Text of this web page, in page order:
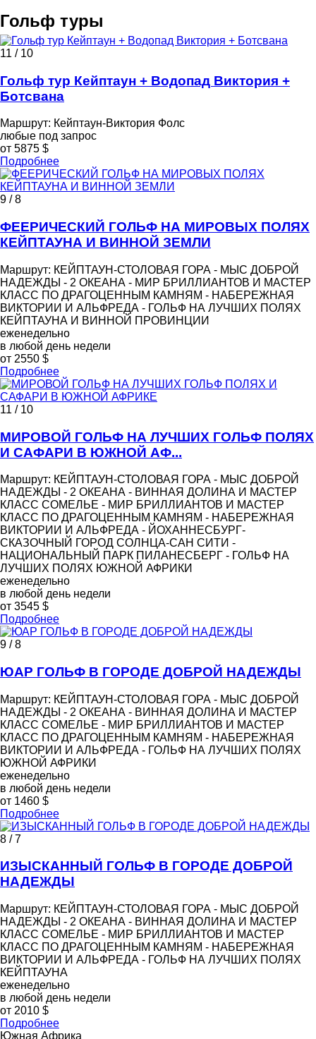
Гольф туры
11 / 10
Гольф тур Кейптаун + Водопад Виктория +
Ботсвана
Маршрут: Кейптаун-Виктория Фолс
любые под запрос
от 5875 $
Подробнее
9 / 8
ФЕЕРИЧЕСКИЙ ГОЛЬФ НА МИРОВЫХ ПОЛЯХ
КЕЙПТАУНА И ВИННОЙ ЗЕМЛИ
Маршрут: КЕЙПТАУН-СТОЛОВАЯ ГОРА - МЫС ДОБРОЙ
НАДЕЖДЫ - 2 ОКЕАНА - МИР БРИЛЛИАНТОВ И МАСТЕР
КЛАСС ПО ДРАГОЦЕННЫМ КАМНЯМ - НАБЕРЕЖНАЯ
ВИКТОРИИ И АЛЬФРЕДА - ГОЛЬФ НА ЛУЧШИХ ПОЛЯХ
КЕЙПТАУНА И ВИННОЙ ПРОВИНЦИИ
еженедельно
в любой день недели
от 2550 $
Подробнее
11 / 10
МИРОВОЙ ГОЛЬФ НА ЛУЧШИХ ГОЛЬФ ПОЛЯХ
И САФАРИ В ЮЖНОЙ АФ...
Маршрут: КЕЙПТАУН-СТОЛОВАЯ ГОРА - МЫС ДОБРОЙ
НАДЕЖДЫ - 2 ОКЕАНА - ВИННАЯ ДОЛИНА И МАСТЕР
КЛАСС СОМЕЛЬЕ - МИР БРИЛЛИАНТОВ И МАСТЕР
КЛАСС ПО ДРАГОЦЕННЫМ КАМНЯМ - НАБЕРЕЖНАЯ
ВИКТОРИИ И АЛЬФРЕДА - ЙОХАННЕСБУРГ-
СКАЗОЧНЫЙ ГОРОД СОЛНЦА-САН СИТИ -
НАЦИОНАЛЬНЫЙ ПАРК ПИЛАНЕСБЕРГ - ГОЛЬФ НА
ЛУЧШИХ ПОЛЯХ ЮЖНОЙ АФРИКИ
еженедельно
в любой день недели
от 3545 $
Подробнее
9 / 8
ЮАР ГОЛЬФ В ГОРОДЕ ДОБРОЙ НАДЕЖДЫ
Маршрут: КЕЙПТАУН-СТОЛОВАЯ ГОРА - МЫС ДОБРОЙ
НАДЕЖДЫ - 2 ОКЕАНА - ВИННАЯ ДОЛИНА И МАСТЕР
КЛАСС СОМЕЛЬЕ - МИР БРИЛЛИАНТОВ И МАСТЕР
КЛАСС ПО ДРАГОЦЕННЫМ КАМНЯМ - НАБЕРЕЖНАЯ
ВИКТОРИИ И АЛЬФРЕДА - ГОЛЬФ НА ЛУЧШИХ ПОЛЯХ
ЮЖНОЙ АФРИКИ
еженедельно
в любой день недели
от 1460 $
Подробнее
8 / 7
ИЗЫСКАННЫЙ ГОЛЬФ В ГОРОДЕ ДОБРОЙ
НАДЕЖДЫ
Маршрут: КЕЙПТАУН-СТОЛОВАЯ ГОРА - МЫС ДОБРОЙ
НАДЕЖДЫ - 2 ОКЕАНА - ВИННАЯ ДОЛИНА И МАСТЕР
КЛАСС СОМЕЛЬЕ - МИР БРИЛЛИАНТОВ И МАСТЕР
КЛАСС ПО ДРАГОЦЕННЫМ КАМНЯМ - НАБЕРЕЖНАЯ
ВИКТОРИИ И АЛЬФРЕДА - ГОЛЬФ НА ЛУЧШИХ ПОЛЯХ
КЕЙПТАУНА
еженедельно
в любой день недели
от 2010 $
Подробнее
Южная Африка